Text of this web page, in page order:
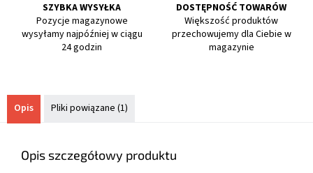
SZYBKA WYSYŁKA
Pozycje magazynowe
wysyłamy najpóźniej w ciągu
24 godzin
DOSTĘPNOŚĆ TOWARÓW
Większość produktów
przechowujemy dla Ciebie w
magazynie
Opis Pliki powiązane (1)
Opis szczegółowy produktu